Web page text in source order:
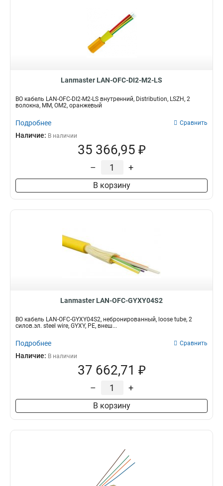
Lanmaster LAN-OFC-DI2-M2-LS
ВО кабель LAN-OFC-DI2-M2-LS внутренний, Distribution, LSZH, 2
волокна, MM, OM2, оранжевый
Подробнее Сравнить
Наличие: В наличии
35 366,95 ₽
– +
В корзину
Lanmaster LAN-OFC-GYXY04S2
ВО кабель LAN-OFC-GYXY04S2, небронированный, loose tube, 2
силов.эл. steel wire, GYXY, PE, внеш...
Подробнее Сравнить
Наличие: В наличии
37 662,71 ₽
– +
В корзину